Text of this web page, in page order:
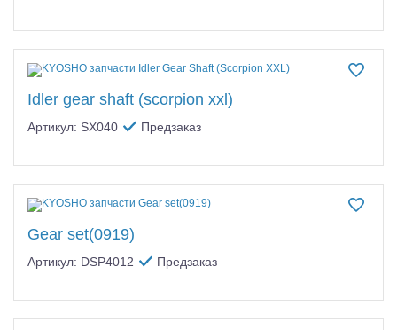
Оптовая продажа запчастей для моделей
Idler gear shaft (scorpion xxl)
Артикул: SX040 Предзаказ
Gear set(0919)
Артикул: DSP4012 Предзаказ